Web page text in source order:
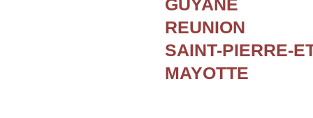
GUYANE
REUNION
SAINT-PIERRE-
MAYOTTE